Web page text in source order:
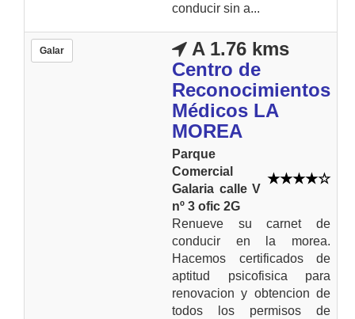
conducir sin a...
Galar
A 1.76 kms
Centro de
Reconocimientos
Médicos LA
MOREA
Parque
Comercial
Galaria calle V
nº 3 ofic 2G
Renueve su carnet de
conducir en la morea.
Hacemos certificados de
aptitud psicofisica para
renovacion y obtencion de
todos los permisos de